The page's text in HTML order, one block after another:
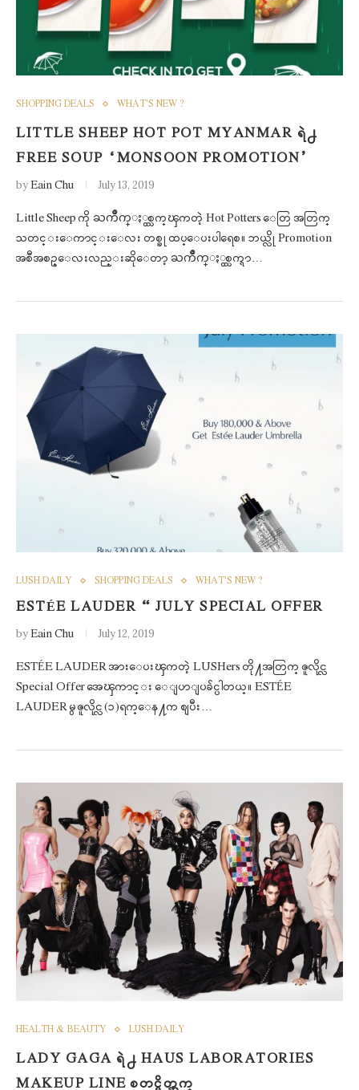
SHOPPING DEALS WHAT'S NEW ?
LITTLE SHEEP HOT POT MYANMAR ရဲ႕
FREE SOUP “MONSOON PROMOTION”
byEain Chu July 13, 2019
Little Sheep ကို ႀကိဳက္ႏွစ္သက္ၾကတဲ့ Hot Potters ေတြ အတြက္
သတင္းေကာင္းေလး တစ္ခု ထပ္ေပးပါရေစ။ ဘယ္လို Promotion
အစီအစဥ္ေလးလည္းဆိုေတာ့ ႀကိဳက္ႏွစ္သက္ရာ…
LUSH DAILY SHOPPING DEALS WHAT'S NEW ?
ESTÉE LAUDER – JULY SPECIAL OFFER
byEain Chu July 12, 2019
ESTÉE LAUDER အားေပးၾကတဲ့ LUSHers တို႔အတြက္ ဇူလိုင္လ
Special Offer အေၾကာင္း ေျပာျပခ်င္ပါတယ္။ ESTÉE
LAUDER မွ ဇူလိုင္လ(၁)ရက္ေန႔က စျပီး…
HEALTH & BEAUTY LUSH DAILY
LADY GAGA ရဲ႕ HAUS LABORATORIES
MAKEUP LINE စတင္မိတ္ဆက္